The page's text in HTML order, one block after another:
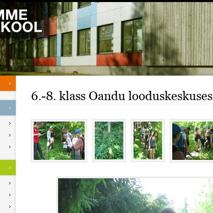
6.-8. klass Oandu looduskeskuses